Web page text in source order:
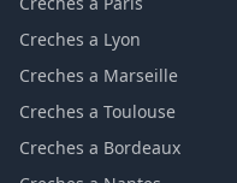
Creches a Lyon
Creches a Marseille
Creches a Toulouse
Creches a Bordeaux